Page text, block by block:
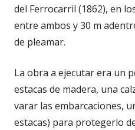
del Ferrocarril (1862), en
entre ambos y 30 m
de plea­mar.
La obra a ejecutar era un
estacas de madera, una
varar las embarcaciones,
estacas) para protegerlo